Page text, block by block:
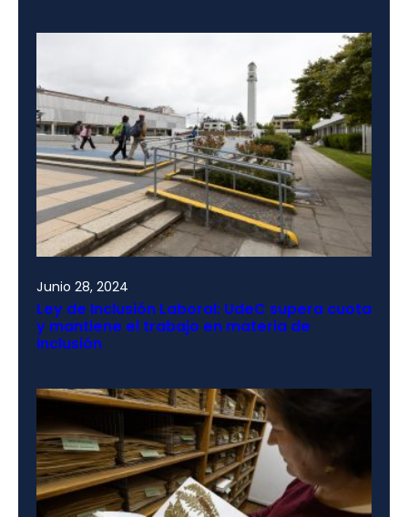
Junio 28, 2024
Ley de Inclusión Laboral: UdeC supera cuota
y mantiene el trabajo en materia de
inclusión